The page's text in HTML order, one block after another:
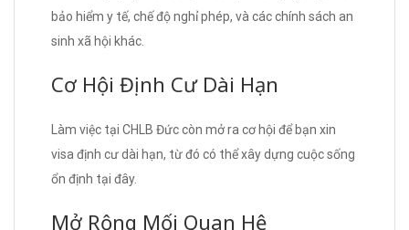
bảo hiểm y tế, chế độ nghỉ phép, và các chính sách an
sinh xã hội khác.
Cơ Hội Định Cư Dài Hạn
Làm việc tại CHLB Đức còn mở ra cơ hội để bạn xin
visa định cư dài hạn, từ đó có thể xây dựng cuộc sống
ổn định tại đây.
Mở Rộng Mối Quan Hệ